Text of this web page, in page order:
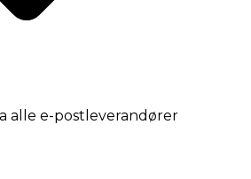
alle e-postleverandører